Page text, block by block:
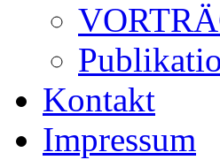
Kontakt
Impressum